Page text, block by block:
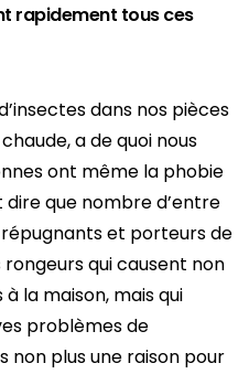
rapidement tous ces
dans nos pièces
a de quoi nous
ont même la phobie
dire que nombre d’entre
et porteurs de
qui causent non
la maison, mais qui
problèmes de
non plus une raison pour